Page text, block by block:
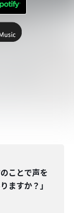
ことで声を
ますか？」